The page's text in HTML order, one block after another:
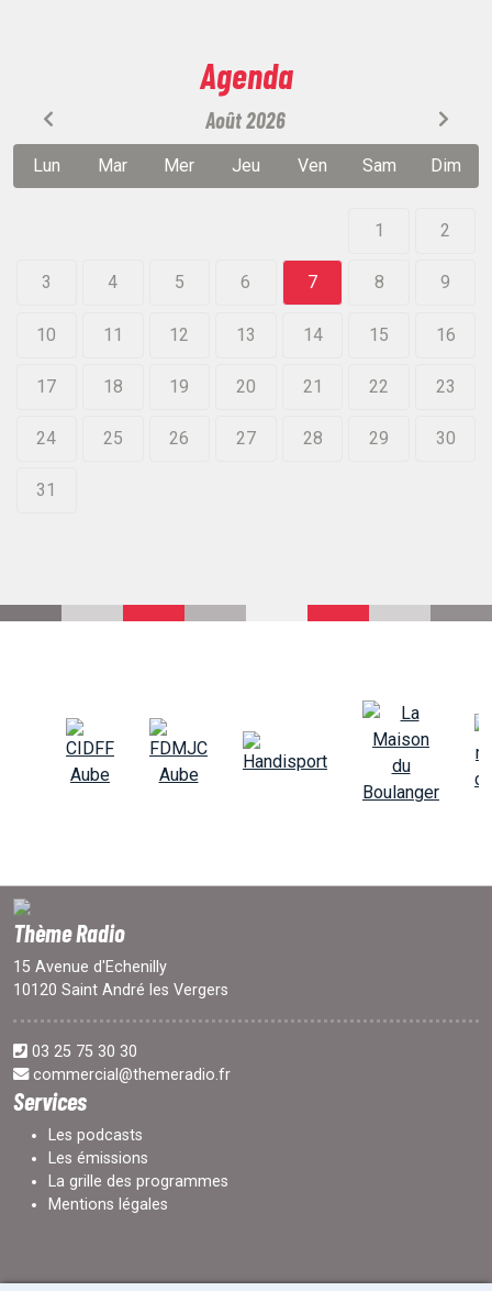
Agenda
Août 2026
Lun Mar Mer Jeu Ven Sam Dim
1 2
3 4 5 6 7 8 9
10 11 12 13 14 15 16
17 18 19 20 21 22 23
24 25 26 27 28 29 30
31
Thème Radio
15 Avenue d'Echenilly
10120 Saint André les Vergers
03 25 75 30 30
commercial@themeradio.fr
Services
Les podcasts
Les émissions
La grille des programmes
Mentions légales